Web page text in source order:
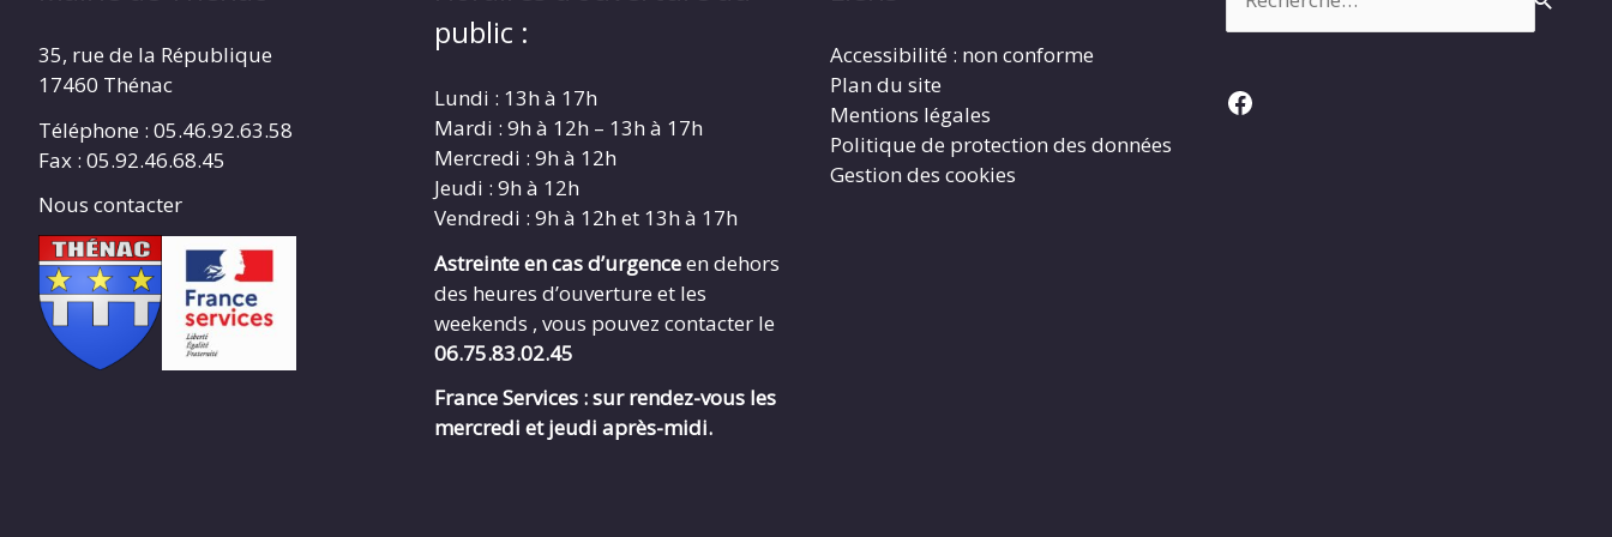
35, rue de la République
17460 Thénac
Téléphone : 05.46.92.63.58
Fax : 05.92.46.68.45
Nous contacter
public :
Lundi : 13h à 17h
Mardi : 9h à 12h – 13h à 17h
Mercredi : 9h à 12h
Jeudi : 9h à 12h
Vendredi : 9h à 12h et 13h à 17h
Astreinte en cas d’urgenceen dehors
des heures d’ouverture et les
weekends , vous pouvez contacter le
06.75.83.02.45
France Services : sur rendez-vous les
mercredi et jeudi après-midi.
Accessibilité : non conforme
Plan du site
Mentions légales
Politique de protection des données
Gestion des cookies
Facebook